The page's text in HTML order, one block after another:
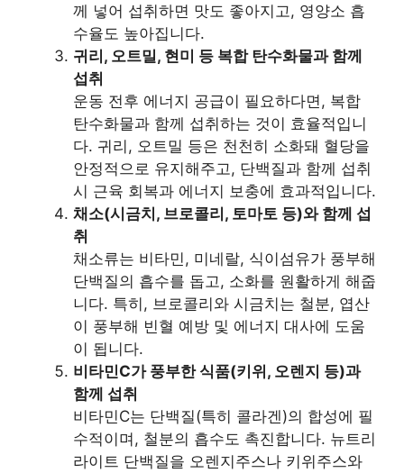
께 넣어 섭취하면 맛도 좋아지고, 영양소 흡
수율도 높아집니다.
귀리, 오트밀, 현미 등 복합 탄수화물과 함께
섭취
운동 전후 에너지 공급이 필요하다면, 복합
탄수화물과 함께 섭취하는 것이 효율적입니
다. 귀리, 오트밀 등은 천천히 소화돼 혈당을
안정적으로 유지해주고, 단백질과 함께 섭취
시 근육 회복과 에너지 보충에 효과적입니다.
채소(시금치, 브로콜리, 토마토 등)와 함께 섭
취
채소류는 비타민, 미네랄, 식이섬유가 풍부해
단백질의 흡수를 돕고, 소화를 원활하게 해줍
니다. 특히, 브로콜리와 시금치는 철분, 엽산
이 풍부해 빈혈 예방 및 에너지 대사에 도움
이 됩니다.
비타민C가 풍부한 식품(키위, 오렌지 등)과
함께 섭취
비타민C는 단백질(특히 콜라겐)의 합성에 필
수적이며, 철분의 흡수도 촉진합니다. 뉴트리
라이트 단백질을 오렌지주스나 키위주스와